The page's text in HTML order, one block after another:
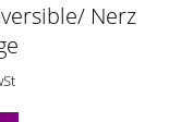
Nerz